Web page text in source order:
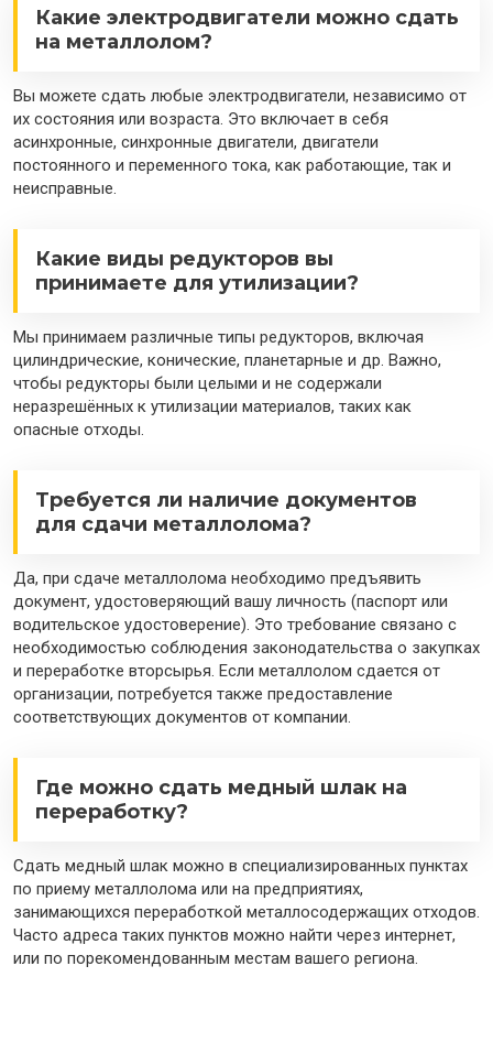
Какие электродвигатели можно сдать
на металлолом?
Вы можете сдать любые электродвигатели, независимо от
их состояния или возраста. Это включает в себя
асинхронные, синхронные двигатели, двигатели
постоянного и переменного тока, как работающие, так и
неисправные.
Какие виды редукторов вы
принимаете для утилизации?
Мы принимаем различные типы редукторов, включая
цилиндрические, конические, планетарные и др. Важно,
чтобы редукторы были целыми и не содержали
неразрешённых к утилизации материалов, таких как
опасные отходы.
Требуется ли наличие документов
для сдачи металлолома?
Да, при сдаче металлолома необходимо предъявить
документ, удостоверяющий вашу личность (паспорт или
водительское удостоверение). Это требование связано с
необходимостью соблюдения законодательства о закупках
и переработке вторсырья. Если металлолом сдается от
организации, потребуется также предоставление
соответствующих документов от компании.
Где можно сдать медный шлак на
переработку?
Сдать медный шлак можно в специализированных пунктах
по приему металлолома или на предприятиях,
занимающихся переработкой металлосодержащих отходов.
Часто адреса таких пунктов можно найти через интернет,
или по порекомендованным местам вашего региона.